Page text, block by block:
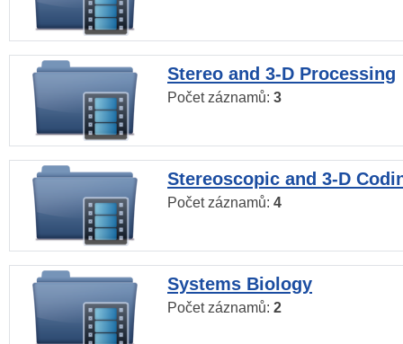
Stereo and 3-D Processing
Počet záznamů: 3
Stereoscopic and 3-D
Počet záznamů: 4
Systems Biology
Počet záznamů: 2